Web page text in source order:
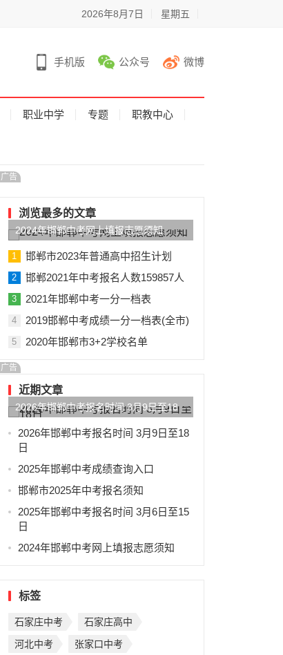
2026年8月7日 星期五
手机版 公众号 微博
职业中学 专题 职教中心
广告
浏览最多的文章
2024年邯郸中考网上填报志愿须知
1 邯郸市2023年普通高中招生计划
2 邯郸2021年中考报名人数159857人
3 2021年邯郸中考一分一档表
4 2019邯郸中考成绩一分一档表(全市)
5 2020年邯郸市3+2学校名单
广告
近期文章
2026年邯郸中考报名时间 3月9日至18
日
2026年邯郸中考报名时间 3月9日至18
日
2025年邯郸中考成绩查询入口
邯郸市2025年中考报名须知
2025年邯郸中考报名时间 3月6日至15
日
2024年邯郸中考网上填报志愿须知
标签
石家庄中考
石家庄高中
河北中考
张家口中考